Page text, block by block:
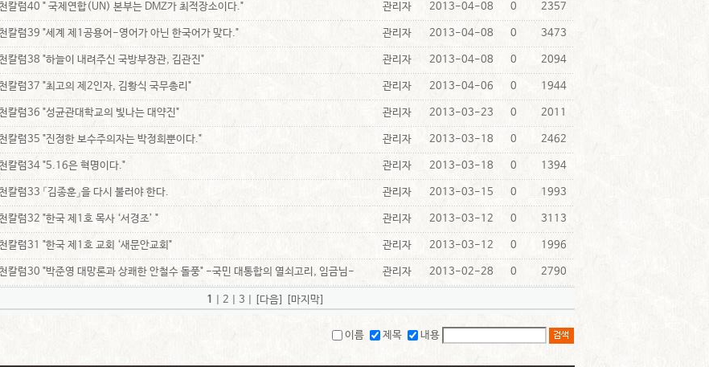
칼럼40 " 국제연합(UN) 본부는 DMZ가 최적장소이다." 관리자 2013-04-08 0 2357
칼럼39 "세계 제1공용어-영어가 아닌 한국어가 맞다." 관리자 2013-04-08 0 3473
칼럼38 "하늘이 내려주신 국방부장관, 김관진" 관리자 2013-04-08 0 2094
칼럼37 "최고의 제2인자, 김황식 국무총리" 관리자 2013-04-06 0 1944
칼럼36 "성균관대학교의 빛나는 대약진" 관리자 2013-03-23 0 2011
칼럼35 "진정한 보수주의자는 박정희뿐이다." 관리자 2013-03-18 0 2462
칼럼34 "5.16은 혁명이다." 관리자 2013-03-18 0 1394
칼럼33 「김종훈」을 다시 불러야 한다. 관리자 2013-03-15 0 1993
칼럼32 "한국 제1호 목사 ‘서경조’ " 관리자 2013-03-12 0 3113
칼럼31 "한국 제1호 교회 ‘새문안교회" 관리자 2013-03-12 0 1996
칼럼30 "박준영 대망론과 상쾌한 안철수 돌풍" -국민 대통합의 열쇠고리, 임금님- 관리자 2013-02-28 0 2790
1 2 3 [다음] [마지막]
이름 제목 내용